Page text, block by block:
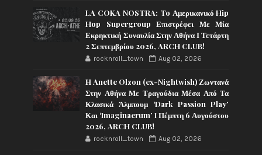
LA COKA NOSTRA: To Αμερικανικό Hip
Hop Supergroup Επιστρέφει Με Μία
Εκρηκτική Συναυλία Στην Αθήνα Ι Τετάρτη
2 Σεπτεμβρίου 2026, ARCH CLUB!
rocknroll_town Aug 02, 2026
Η Anette Olzon (ex-Nightwish) Ζωντανά
Στην Αθήνα Με Τραγούδια Μέσα Από Τα
Κλασικά Άλμπουμ ‘Dark Passion Play’
Και ‘Imaginaerum’ I Πέμπτη 6 Αυγούστου
2026, ARCH CLUB!
rocknroll_town Aug 02, 2026